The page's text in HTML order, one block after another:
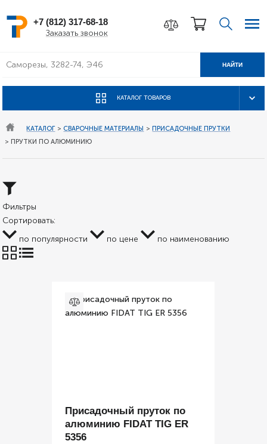
+7 (812) 317-68-18
Заказать звонок
КАТАЛОГ ТОВАРОВ
НАЙТИ
КАТАЛОГ > СВАРОЧНЫЕ МАТЕРИАЛЫ >ПРИСАДОЧНЫЕ ПРУТКИ
> ПРУТКИ ПО АЛЮМИНИЮ
Фильтры
Сортировать:
по популярности
по цене по наименованию
Присадочный пруток по
алюминию FIDAT TIG ER
5356